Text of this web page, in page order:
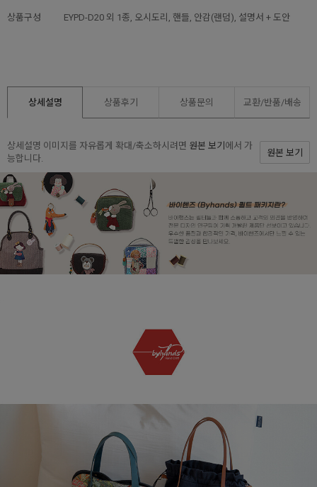
상품구성 EYPD-D20 외 1종, 오시도리, 핸들, 안감(랜덤), 설명서 + 도안
상세설명 상품후기 상품문의 교환/반품/배송
상세설명 이미지를 자유롭게 확대/축소하시려면 원본 보기 에서 가
능합니다.
원본 보기